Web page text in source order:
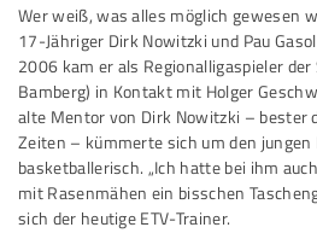
Wer weiß, was alles möglich gewesen
17-Jähriger Dirk Nowitzki und Pau
2006 kam er als Regionalligaspieler
Bamberg) in Kontakt mit Holger
alte Mentor von Dirk Nowitzki – bester
Zeiten – kümmerte sich um den
basketballerisch. „Ich hatte bei ihm
mit Rasenmähen ein bisschen
sich der heutige ETV-Trainer.